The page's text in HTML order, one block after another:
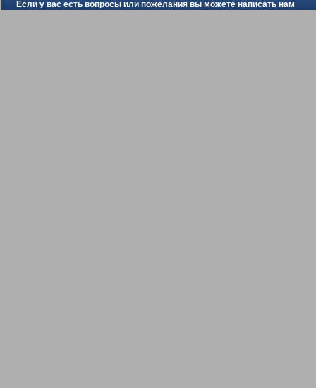
Если у вас есть вопросы или пожелания вы можетенаписать нам